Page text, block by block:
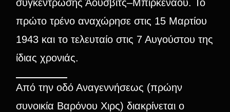
συγκέντρωσης Άουσβιτς–Μπίρκεναου. Το
πρώτο τρένο αναχώρησε στις 15 Μαρτίου
1943 και το τελευταίο στις 7 Αυγούστου της
ίδιας χρονιάς.
Από την οδό Αναγεννήσεως (πρώην
συνοικία Βαρόνου Χιρς) διακρίνεται ο